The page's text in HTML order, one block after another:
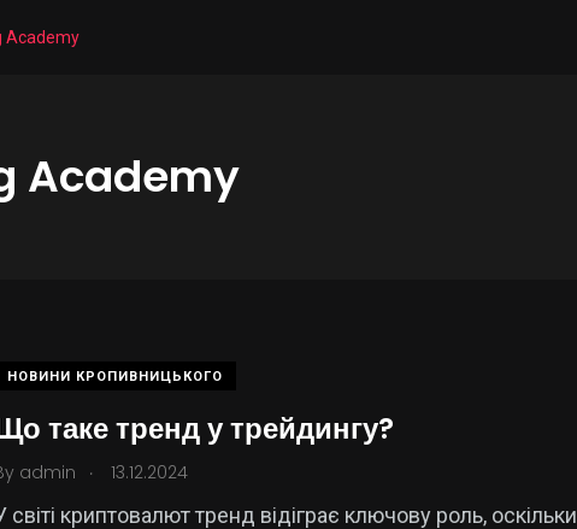
Academy
Academy
НОВИНИ КРОПИВНИЦЬКОГО
таке тренд у трейдингу?
admin . 13.12.2024
світі криптовалют тренд відіграє ключову роль, оскільки